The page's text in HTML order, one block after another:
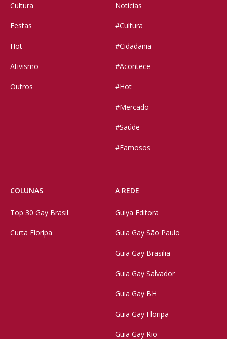
Cultura
Festas
Hot
Ativismo
Outros
Notícias
#Cultura
#Cidadania
#Acontece
#Hot
#Mercado
#Saúde
#Famosos
COLUNAS
Top 30 Gay Brasil
Curta Floripa
A REDE
Guiya Editora
Guia Gay São Paulo
Guia Gay Brasilia
Guia Gay Salvador
Guia Gay BH
Guia Gay Floripa
Guia Gay Rio